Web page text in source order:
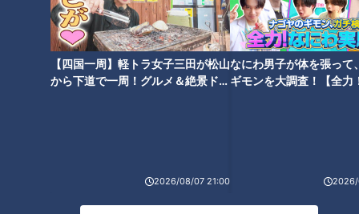
【四国一周】軽トラ女子三田が松山
から下道で一周！グルメ＆絶景ドラ
2026/08/07 21:00
なにわ男子が体を張って
ギモンを大調査！【全力
2026/
「なんば体操クラブ-ngc」が初
【男子平行棒】第78回全日本体
操種目別選手権 決勝
【男子あん馬】第78回全日本体
操種目別選手権 決勝
【男子ゆか】第78回全日本体操